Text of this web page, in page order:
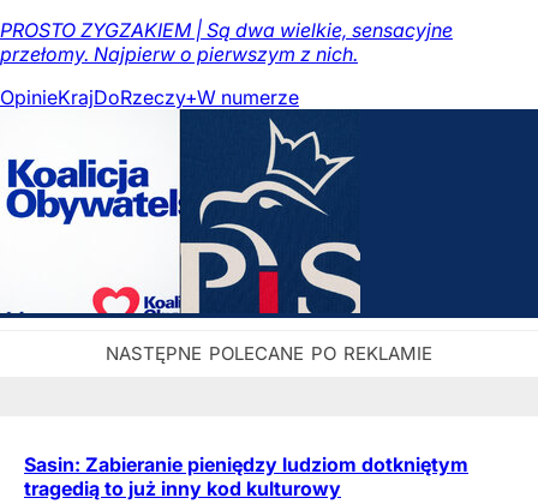
PROSTO ZYGZAKIEM | Są dwa wielkie, sensacyjne
przełomy. Najpierw o pierwszym z nich.
OpinieKrajDoRzeczy+W numerze
Sasin: Zabieranie pieniędzy ludziom dotkniętym
tragedią to już inny kod kulturowy